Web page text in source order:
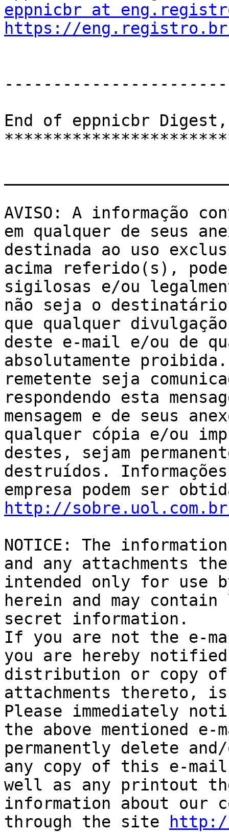
eppnicbr at
https://
End of eppnicbr
AVISO: A informação
em qualquer de seus
destinada ao uso
acima referido(s),
sigilosas e/ou
não seja o destinatário
que qualquer
deste e-mail e/ou de
absolutamente
remetente seja
respondendo esta
mensagem e de seus
qualquer cópia e/ou
destes, sejam
destruídos.
http://
NOTICE: The
and any attachments
intended only for use
herein and may
secret information.
If you are not the e-
you are hereby
distribution or copy
attachments thereto,
Please immediately
the above mentioned e-
permanently delete
any copy of this e-
well as any printout
information about our
through the site